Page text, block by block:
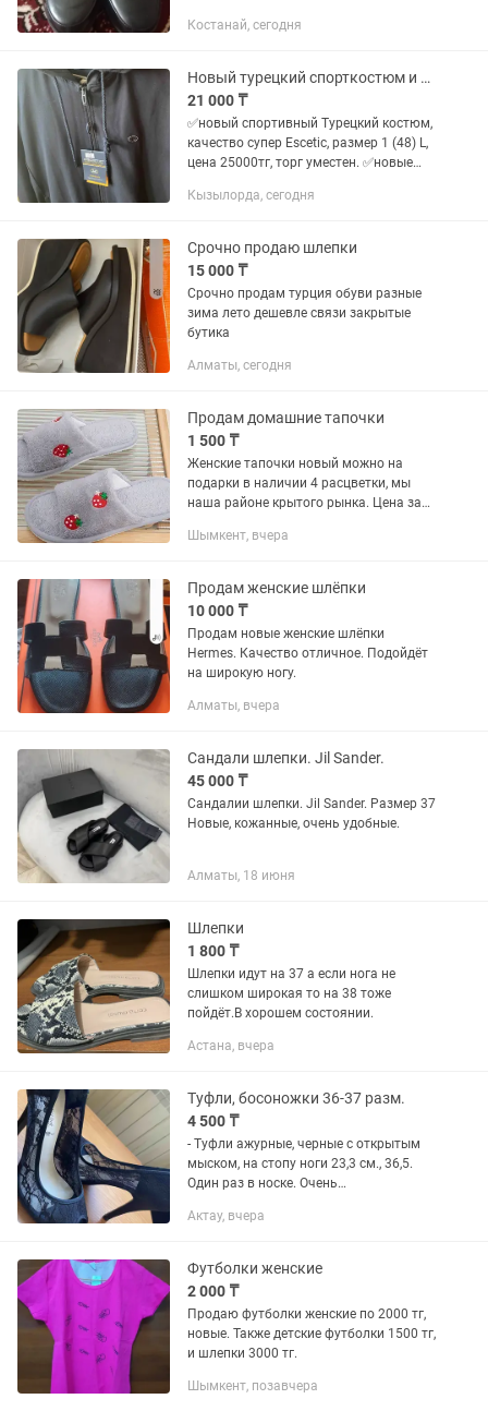
Костанай, сегодня
Новый турецкий спорткостюм и босоножки
21 000 ₸
✅новый спортивный Турецкий костюм,
качество супер Escetic, размер 1 (48) L,
цена 25000тг, торг уместен. ✅новые
шлепки, размер 37, цена 20000тг, торг
Кызылорда, сегодня
Срочно продаю шлепки
15 000 ₸
Срочно продам турция обуви разные
зима лето дешевле связи закрытые
бутика
Алматы, сегодня
Продам домашние тапочки
1 500 ₸
Женские тапочки новый можно на
подарки в наличии 4 расцветки, мы
наша районе крытого рынка. Цена за
на лето размеры только 38-39, других
Шымкент, вчера
Продам женские шлёпки
10 000 ₸
Продам новые женские шлёпки
Hermes. Качество отличное. Подойдёт
на широкую ногу.
Алматы, вчера
Сандали шлепки. Jil Sander.
45 000 ₸
Сандалии шлепки. Jil Sander. Размер 37
Новые, кожанные, очень удобные.
Алматы, 18 июня
Шлепки
1 800 ₸
Шлепки идут на 37 а если нога не
слишком широкая то на 38 тоже
пойдёт.В хорошем состоянии.
Астана, вчера
Туфли, босоножки 36-37 разм.
4 500 ₸
- Туфли ажурные, черные с открытым
мыском, на стопу ноги 23,3 см., 36,5.
Один раз в носке. Очень
цветным принтом, текстиль, 36-36,5
Актау, вчера
Футболки женские
2 000 ₸
Продаю футболки женские по 2000 тг,
новые. Также детские футболки 1500 тг,
и шлепки 3000 тг.
Шымкент, позавчера